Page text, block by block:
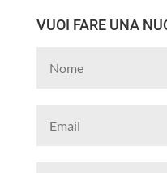
VUOI FARE UNA